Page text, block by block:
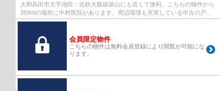
大和高田市大字池田：近鉄大阪線築山にも近くて便利。こちらの物件から
369mの場所に中村医院があります。周辺環境も充実している中古の戸建
て物件です。好評の駅近物件となっており、...
会員限定物件
こちらの物件は無料会員登録により閲覧が可能にな
ります。